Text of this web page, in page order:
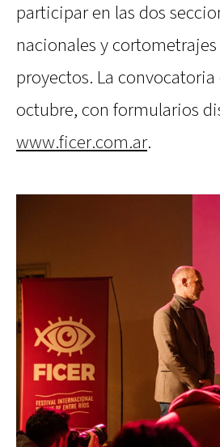
participar en las dos
nacionales y
proyectos. La
octubre, con formularios
www.ficer.com.ar.